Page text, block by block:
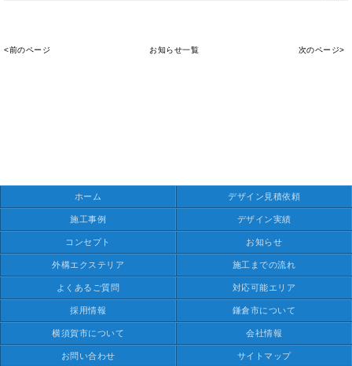
<前のページ お知らせ一覧 次のページ>
ホーム デザイン見積依頼
施工事例 デザイン実績
コンセプト お知らせ
外構エクステリア 施工までの流れ
よくあるご質問 対応可能エリア
採用情報 鎌倉市について
横須賀市について 会社情報
お問い合わせ サイトマップ